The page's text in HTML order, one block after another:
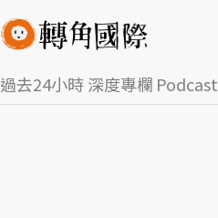
過去24小時深度專欄 Podcast